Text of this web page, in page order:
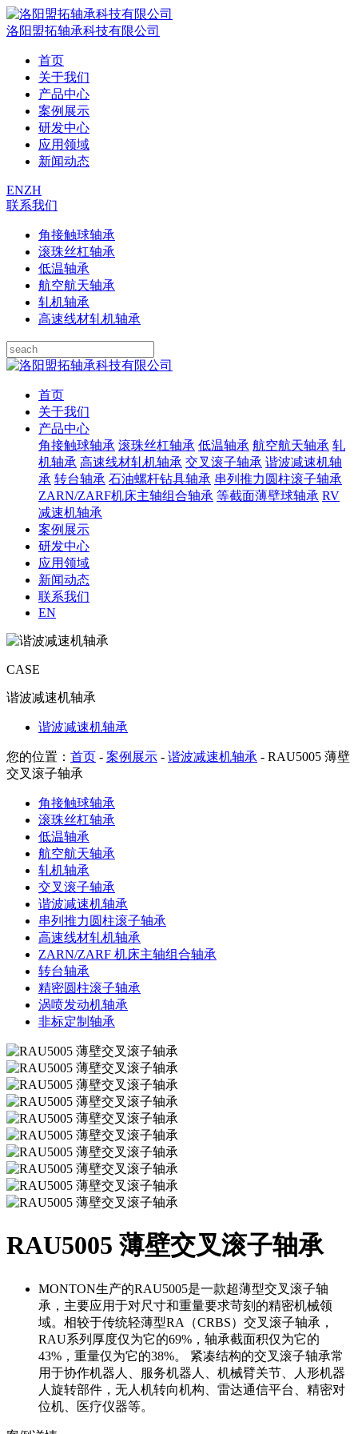
洛阳盟拓轴承科技有限公司
首页
关于我们
产品中心
案例展示
研发中心
应用领域
新闻动态
ENZH
联系我们
角接触球轴承
滚珠丝杠轴承
低温轴承
航空航天轴承
轧机轴承
高速线材轧机轴承
首页
关于我们
产品中心
角接触球轴承 滚珠丝杠轴承 低温轴承 航空航天轴承 轧
机轴承 高速线材轧机轴承 交叉滚子轴承 谐波减速机轴
承 转台轴承 石油螺杆钻具轴承 串列推力圆柱滚子轴承
ZARN/ZARF机床主轴组合轴承 等截面薄壁球轴承 RV
减速机轴承
案例展示
研发中心
应用领域
新闻动态
联系我们
EN
CASE
谐波减速机轴承
谐波减速机轴承
您的位置： 首页 - 案例展示 - 谐波减速机轴承 - RAU5005 薄壁
交叉滚子轴承
角接触球轴承
滚珠丝杠轴承
低温轴承
航空航天轴承
轧机轴承
交叉滚子轴承
谐波减速机轴承
串列推力圆柱滚子轴承
高速线材轧机轴承
ZARN/ZARF 机床主轴组合轴承
转台轴承
精密圆柱滚子轴承
涡喷发动机轴承
非标定制轴承
RAU5005 薄壁交叉滚子轴承
MONTON生产的RAU5005是一款超薄型交叉滚子轴
承，主要应用于对尺寸和重量要求苛刻的精密机械领
域。相较于传统轻薄型RA（CRBS）交叉滚子轴承，
RAU系列厚度仅为它的69%，轴承截面积仅为它的
43%，重量仅为它的38%。 紧凑结构的交叉滚子轴承常
用于协作机器人、服务机器人、机械臂关节、人形机器
人旋转部件，无人机转向机构、雷达通信平台、精密对
位机、医疗仪器等。